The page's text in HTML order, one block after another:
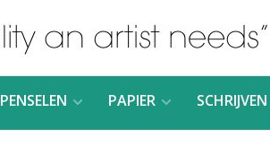
PENSELEN PAPIER SCHRIJVEN